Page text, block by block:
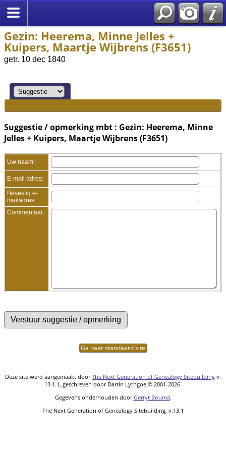
Gezin: Heerema, Minne Jelles +
Kuipers, Maartje Wijbrens (F3651)
getr. 10 dec 1840
Suggestie / opmerking mbt : Gezin: Heerema, Minne
Jelles + Kuipers, Maartje Wijbrens (F3651)
Uw naam:
E-mail adres:
Bevestig e-
mailadres:
Commentaar:
Ga naar standaard site
Deze site werd aangemaakt doorThe Next Generation of Genealogy Sitebuilding v.
13.1.1, geschreven door Darrin Lythgoe © 2001-2026.
Gegevens onderhouden doorGerryt Bouma.
The Next Generation of Genealogy Sitebuilding, v.13.1